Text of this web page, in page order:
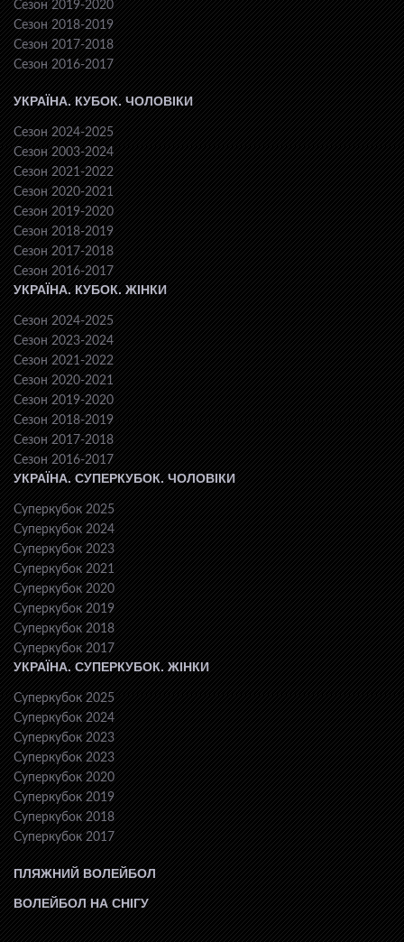
Сезон 2019-2020
Сезон 2018-2019
Сезон 2017-2018
Сезон 2016-2017
УКРАЇНА. КУБОК. ЧОЛОВІКИ
Сезон 2024-2025
Сезон 2003-2024
Сезон 2021-2022
Сезон 2020-2021
Сезон 2019-2020
Сезон 2018-2019
Сезон 2017-2018
Сезон 2016-2017
УКРАЇНА. КУБОК. ЖІНКИ
Сезон 2024-2025
Сезон 2023-2024
Сезон 2021-2022
Сезон 2020-2021
Сезон 2019-2020
Сезон 2018-2019
Сезон 2017-2018
Сезон 2016-2017
УКРАЇНА. СУПЕРКУБОК. ЧОЛОВІКИ
Суперкубок 2025
Суперкубок 2024
Суперкубок 2023
Суперкубок 2021
Суперкубок 2020
Суперкубок 2019
Суперкубок 2018
Суперкубок 2017
УКРАЇНА. СУПЕРКУБОК. ЖІНКИ
Суперкубок 2025
Суперкубок 2024
Суперкубок 2023
Суперкубок 2023
Суперкубок 2020
Суперкубок 2019
Суперкубок 2018
Суперкубок 2017
ПЛЯЖНИЙ ВОЛЕЙБОЛ
ВОЛЕЙБОЛ НА СНІГУ